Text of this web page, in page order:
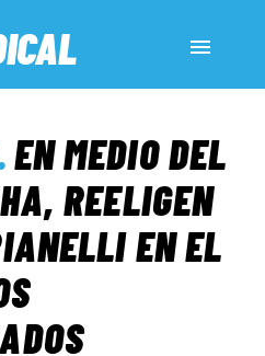
EN MEDIO DEL
REELIGEN
EN EL